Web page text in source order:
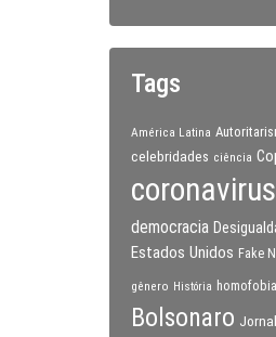
Tags
América Latina
celebridades ciência
coronavirus
democracia
Estados Unidos Fake
gênero História homofobia
Bolsonaro